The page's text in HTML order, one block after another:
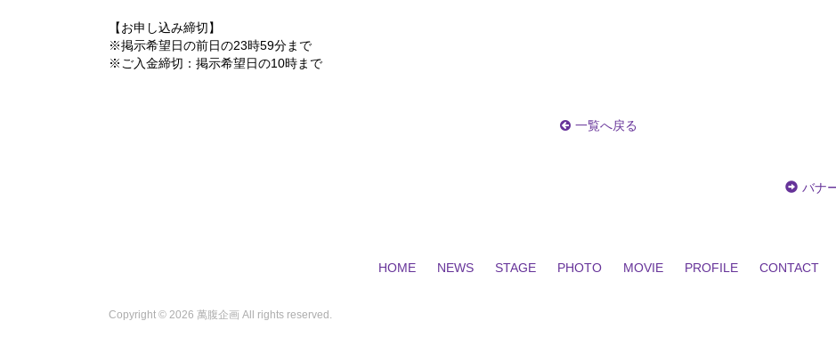
【お申し込み締切】
※掲示希望日の前日の23時59分まで
※ご入金締切：掲示希望日の10時まで
一覧へ戻る
バナ
HOME NEWS STAGE PHOTO MOVIE PROFILE CONTACT
Copyright © 2026 萬腹企画 All rights reserved.